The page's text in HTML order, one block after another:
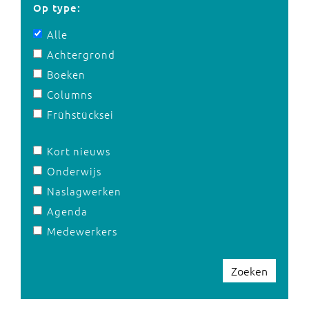
Op type:
Alle
Achtergrond
Boeken
Columns
Frühstücksei
Kort nieuws
Onderwijs
Naslagwerken
Agenda
Medewerkers
Zoeken